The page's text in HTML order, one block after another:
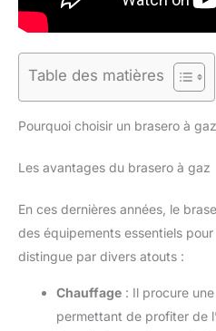
Table des matières
Pourquoi choisir un brasero à
Les avantages du brasero à gaz
En ces dernières années, le
des équipements essentiels
distingue par divers atouts :
Chauffage : Il procure
permettant de profiter de